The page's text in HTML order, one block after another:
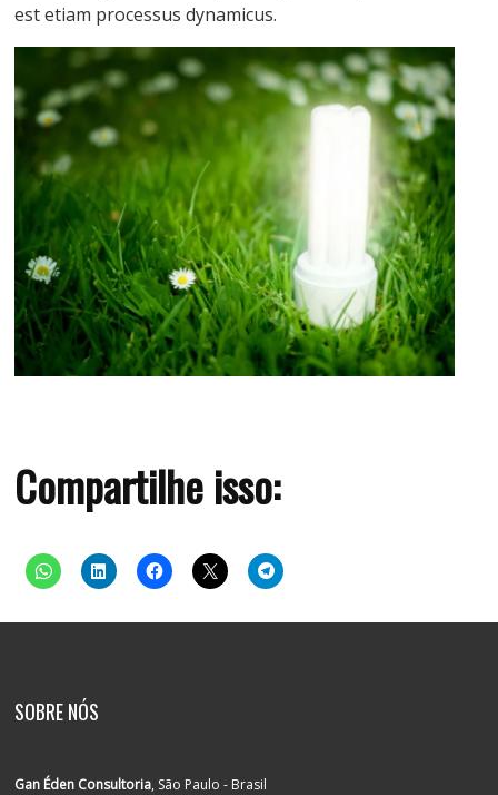
est etiam processus dynamicus.
Compartilhe isso:
SOBRE NÓS
Gan Éden Consultoria, São Paulo - Brasil